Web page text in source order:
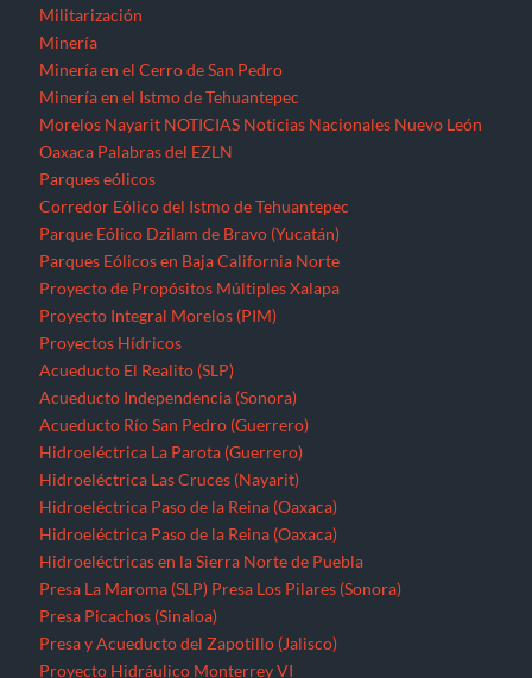
Militarización
Minería
Minería en el Cerro de San Pedro
Minería en el Istmo de Tehuantepec
Morelos Nayarit NOTICIAS Noticias Nacionales Nuevo León
Oaxaca Palabras del EZLN
Parques eólicos
Corredor Eólico del Istmo de Tehuantepec
Parque Eólico Dzilam de Bravo (Yucatán)
Parques Eólicos en Baja California Norte
Proyecto de Propósitos Múltiples Xalapa
Proyecto Integral Morelos (PIM)
Proyectos Hídricos
Acueducto El Realito (SLP)
Acueducto Independencia (Sonora)
Acueducto Río San Pedro (Guerrero)
Hidroeléctrica La Parota (Guerrero)
Hidroeléctrica Las Cruces (Nayarit)
Hidroeléctrica Paso de la Reina (Oaxaca)
Hidroeléctrica Paso de la Reina (Oaxaca)
Hidroeléctricas en la Sierra Norte de Puebla
Presa La Maroma (SLP) Presa Los Pilares (Sonora)
Presa Picachos (Sinaloa)
Presa y Acueducto del Zapotillo (Jalisco)
Proyecto Hidráulico Monterrey VI